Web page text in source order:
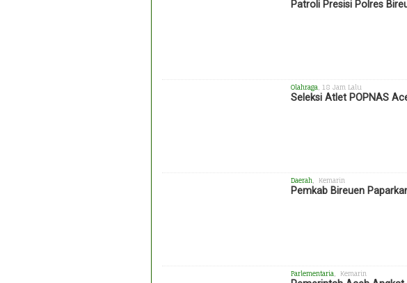
Patroli Presisi Polres
Olahraga , 18 Jam Lalu
Seleksi Atlet POPNAS
Daerah , Kemarin
Pemkab Bireuen
Parlementaria , Kemarin